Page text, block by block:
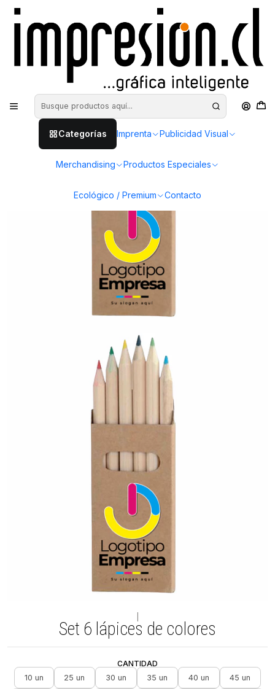
Categorías Imprenta Publicidad Visual
Merchandising Productos Especiales
Ecológico / Premium Contacto
Set 6 lápices de colores
CANTIDAD
10 un
25 un 30 un 35 un 40 un 45 un